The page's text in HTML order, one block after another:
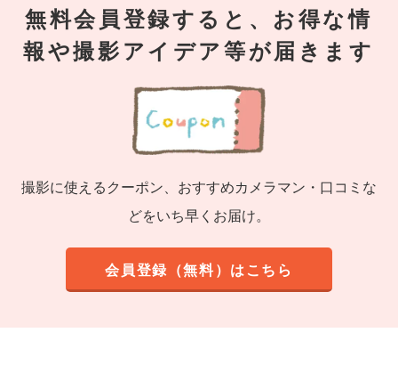
無料会員登録すると、お得な情
報や撮影アイデア等が届きます
撮影に使えるクーポン、おすすめカメラマン・口コミな
どをいち早くお届け。
会員登録（無料）はこちら